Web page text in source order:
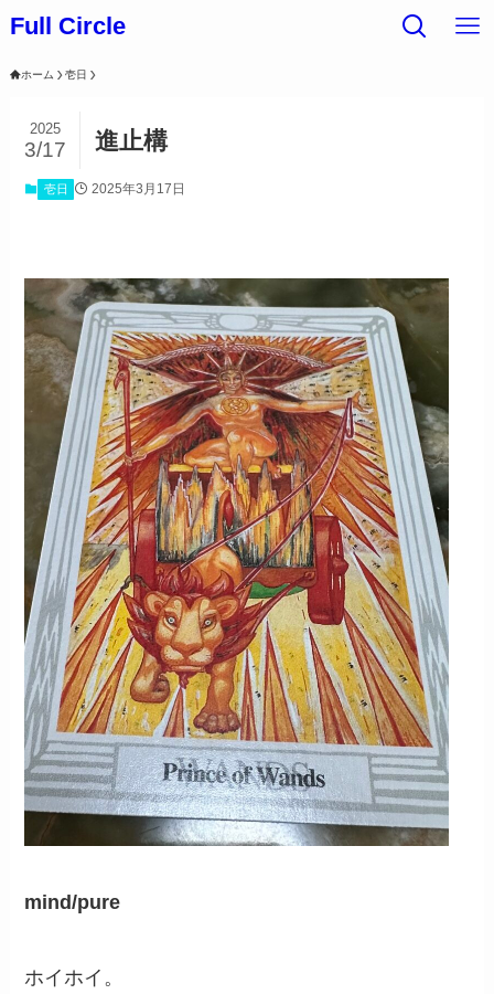
Full Circle
ホーム 壱日
進止構
2025
3/17
壱日 2025年3月17日
mind/pure
ホイホイ。